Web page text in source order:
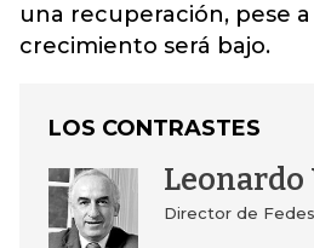
una recuperación, pese a
crecimiento será bajo.
LOS CONTRASTES
Director de